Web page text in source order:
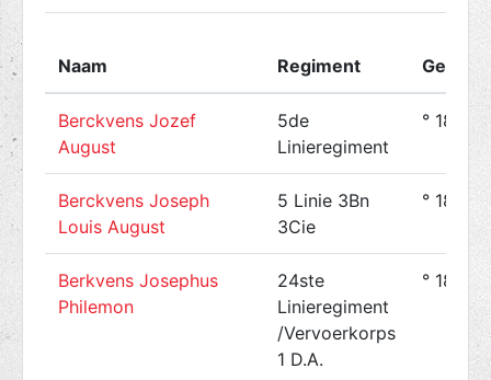
Naam Regiment
Berckvens Jozef
August
5de
Linieregiment
° 1894-
Berckvens Joseph
Louis August
5 Linie 3Bn
3Cie
° 1894-
Berkvens Josephus
Philemon
24ste
Linieregiment
/Vervoerkorps
1 D.A.
°